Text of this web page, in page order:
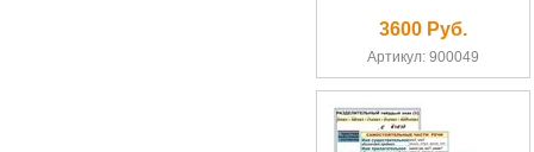
3600 Руб.
Артикул: 900049